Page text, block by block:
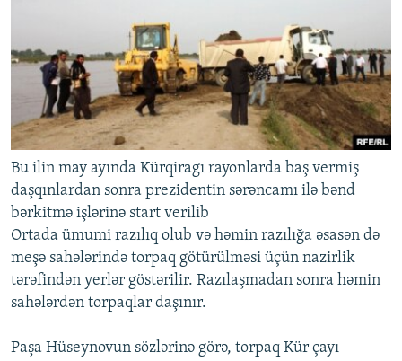
Bu ilin may ayında Kürqiragı rayonlarda baş vermiş
daşqınlardan sonra prezidentin sərəncamı ilə bənd
bərkitmə işlərinə start verilib
Ortada ümumi razılıq olub və həmin razılığa əsasən də
meşə sahələrində torpaq götürülməsi üçün nazirlik
tərəfindən yerlər göstərilir. Razılaşmadan sonra həmin
sahələrdən torpaqlar daşınır.
Paşa Hüseynovun sözlərinə görə, torpaq Kür çayı